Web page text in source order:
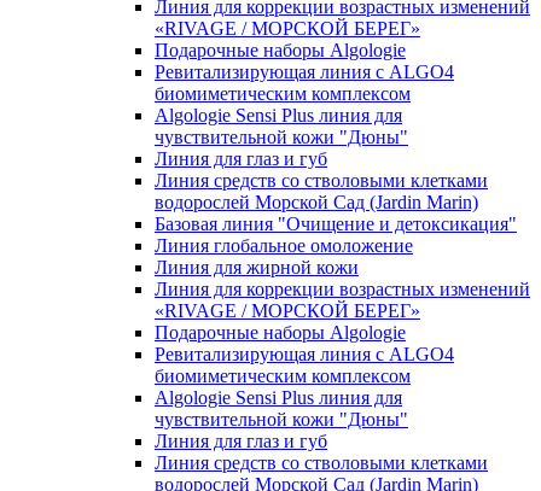
Линия для коррекции возрастных изменений
«RIVAGE / МОРСКОЙ БЕРЕГ»
Подарочные наборы Algologie
Ревитализирующая линия с ALGO4
биомиметическим комплексом
Algologie Sensi Plus линия для
чувcтвительной кожи "Дюны"
Линия для глаз и губ
Линия средств со стволовыми клетками
водорослей Морской Сад (Jardin Marin)
Базовая линия "Очищение и детоксикация"
Линия глобальное омоложение
Линия для жирной кожи
Линия для коррекции возрастных изменений
«RIVAGE / МОРСКОЙ БЕРЕГ»
Подарочные наборы Algologie
Ревитализирующая линия с ALGO4
биомиметическим комплексом
Algologie Sensi Plus линия для
чувcтвительной кожи "Дюны"
Линия для глаз и губ
Линия средств со стволовыми клетками
водорослей Морской Сад (Jardin Marin)